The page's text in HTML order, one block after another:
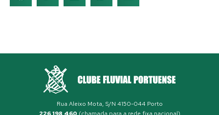
Rua Aleixo Mota, S/N 4150-044 Porto